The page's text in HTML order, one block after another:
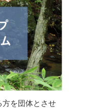
方を団体とさせ